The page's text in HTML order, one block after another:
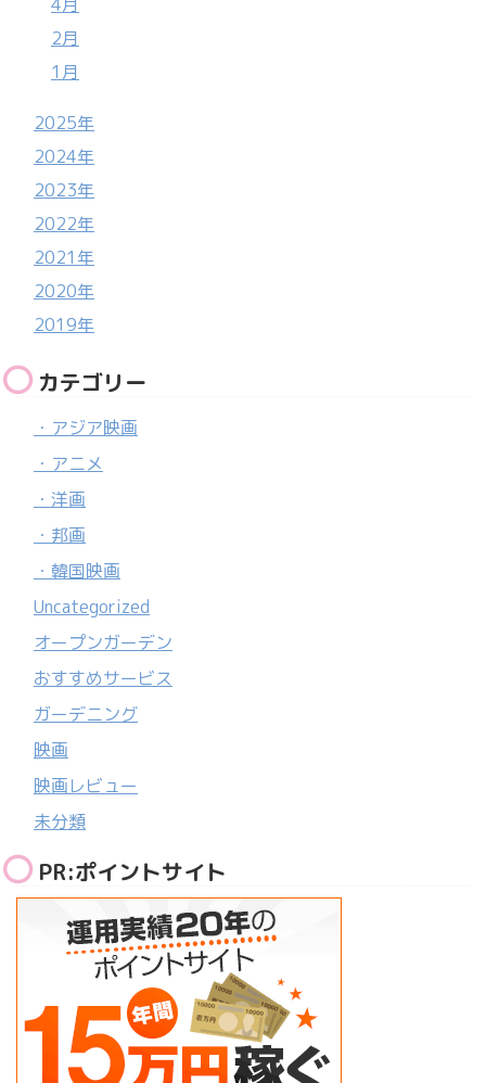
2月
1月
2025年
2024年
2023年
2022年
2021年
2020年
2019年
カテゴリー
・アジア映画
・アニメ
・洋画
・邦画
・韓国映画
Uncategorized
オープンガーデン
おすすめサービス
ガーデニング
映画
映画レビュー
未分類
PR:ポイントサイト